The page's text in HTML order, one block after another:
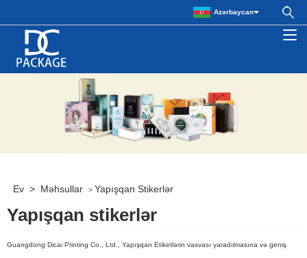
Azərbaycan
Ev > Məhsullar > Yapışqan Stikerlər
Yapışqan stikerlər
Guangdong Dicai Printing Co., Ltd., Yapışqan Etiketlərin vasvası yaradılmasına və geniş